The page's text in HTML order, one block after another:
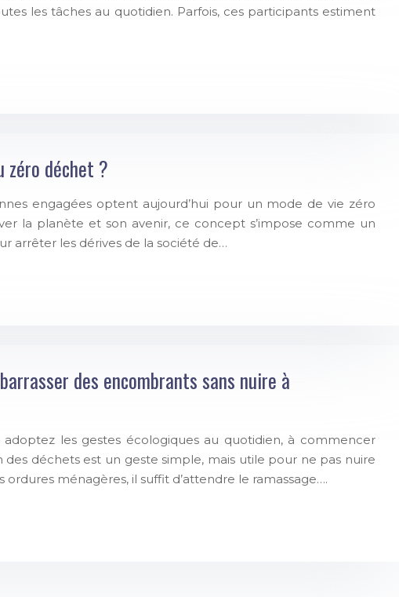
les tâches au quotidien. Parfois, ces participants estiment
zéro déchet ?
engagées optent aujourd’hui pour un mode de vie zéro
la planète et son avenir, ce concept s’impose comme un
arrêter les dérives de la société de…
des encombrants sans nuire à
les gestes écologiques au quotidien, à commencer
des déchets est un geste simple, mais utile pour ne pas nuire
ordures ménagères, il suffit d’attendre le ramassage….